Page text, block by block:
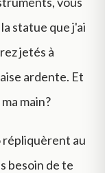
statue que j'ai
jetés à
ardente. Et
main?
répliquèrent au
besoin de te